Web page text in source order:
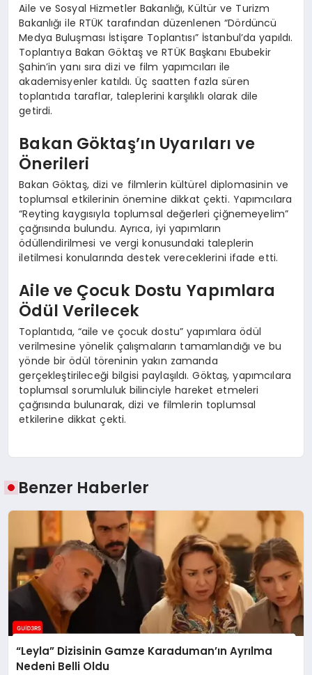
Aile ve Sosyal Hizmetler Bakanlığı, Kültür ve Turizm
Bakanlığı ile RTÜK tarafından düzenlenen “Dördüncü
Medya Buluşması İstişare Toplantısı” İstanbul’da yapıldı.
Toplantıya Bakan Göktaş ve RTÜK Başkanı Ebubekir
Şahin’in yanı sıra dizi ve film yapımcıları ile
akademisyenler katıldı. Üç saatten fazla süren
toplantıda taraflar, taleplerini karşılıklı olarak dile
getirdi.
Bakan Göktaş’ın Uyarıları ve
Önerileri
Bakan Göktaş, dizi ve filmlerin kültürel diplomasinin ve
toplumsal etkilerinin önemine dikkat çekti. Yapımcılara
“Reyting kaygısıyla toplumsal değerleri çiğnemeyelim”
çağrısında bulundu. Ayrıca, iyi yapımların
ödüllendirilmesi ve vergi konusundaki taleplerin
iletilmesi konularında destek vereceklerini ifade etti.
Aile ve Çocuk Dostu Yapımlara
Ödül Verilecek
Toplantıda, “aile ve çocuk dostu” yapımlara ödül
verilmesine yönelik çalışmaların tamamlandığı ve bu
yönde bir ödül töreninin yakın zamanda
gerçekleştirileceği bilgisi paylaşıldı. Göktaş, yapımcılara
toplumsal sorumluluk bilinciyle hareket etmeleri
çağrısında bulunarak, dizi ve filmlerin toplumsal
etkilerine dikkat çekti.
Benzer Haberler
“Leyla” Dizisinin Gamze Karaduman’ın Ayrılma
Nedeni Belli Oldu